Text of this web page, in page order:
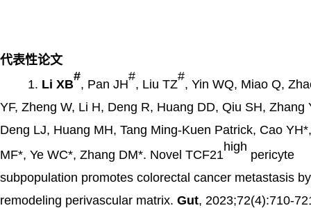
代表性论文
1. Li XB
#
, Pan JH
#
, Liu TZ
#
, Yin WQ, Miao Q,
YF, Zheng W, Li H, Deng R, Huang DD, Qiu SH, Zhang
Deng LJ, Huang MH, Tang Ming-Kuen Patrick, Cao
MF*, Ye WC*, Zhang DM*. Novel TCF21
high
pericyte
subpopulation promotes colorectal cancer metastasis by
remodeling perivascular matrix. Gut, 2023;72(4):710-